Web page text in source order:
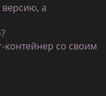
версию, а
контейнер со своим